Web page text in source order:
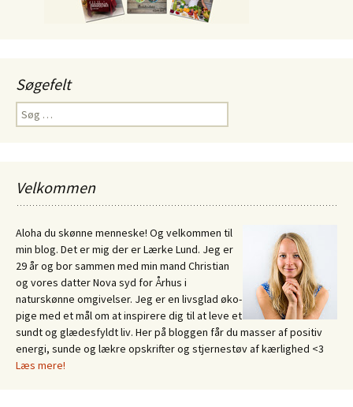
Søgefelt
Søg
efter:
Velkommen
Aloha du skønne menneske! Og velkommen til
min blog. Det er mig der er Lærke Lund. Jeg er
29 år og bor sammen med min mand Christian
og vores datter Nova syd for Århus i
naturskønne omgivelser. Jeg er en livsglad øko-
pige med et mål om at inspirere dig til at leve et
sundt og glædesfyldt liv. Her på bloggen får du masser af positiv
energi, sunde og lækre opskrifter og stjernestøv af kærlighed <3
Læs mere!